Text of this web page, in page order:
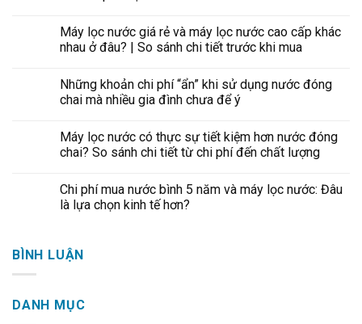
Máy lọc nước giá rẻ và máy lọc nước cao cấp khác
nhau ở đâu? | So sánh chi tiết trước khi mua
Những khoản chi phí “ẩn” khi sử dụng nước đóng
chai mà nhiều gia đình chưa để ý
Máy lọc nước có thực sự tiết kiệm hơn nước đóng
chai? So sánh chi tiết từ chi phí đến chất lượng
Chi phí mua nước bình 5 năm và máy lọc nước: Đâu
là lựa chọn kinh tế hơn?
BÌNH LUẬN
DANH MỤC